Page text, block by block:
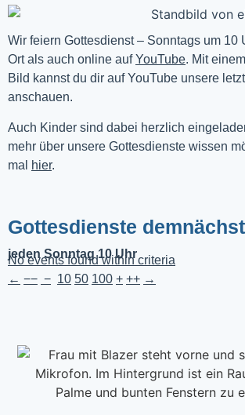
Wir feiern Gottesdienst – Sonntags um 10
Ort als auch online auf YouTube. Mit
Bild kannst du dir auf YouTube unsere
anschauen.
Auch Kinder sind dabei herzlich
mehr über unsere Gottesdienste wissen
mal
hier.
Gottesdienste demnächst
jeden Sonntag 10 Uhr
No events found within criteria
← −− − 10 50 100 + ++ →